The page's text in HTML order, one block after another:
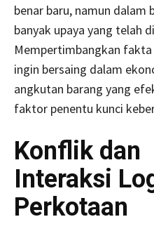
benar baru, namun dalam
banyak upaya yang telah
Mempertimbangkan
ingin bersaing dalam
angkutan barang yang
faktor penentu kunci
Konflik dan
Interaksi
Perkotaan